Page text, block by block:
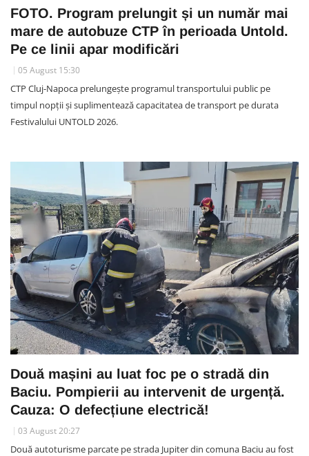
FOTO. Program prelungit și un număr mai
mare de autobuze CTP în perioada Untold.
Pe ce linii apar modificări
05 August 15:30
CTP Cluj-Napoca prelungește programul transportului public pe
timpul nopții și suplimentează capacitatea de transport pe durata
Festivalului UNTOLD 2026.
Două mașini au luat foc pe o stradă din
Baciu. Pompierii au intervenit de urgență.
Cauza: O defecțiune electrică!
03 August 20:27
Două autoturisme parcate pe strada Jupiter din comuna Baciu au fost